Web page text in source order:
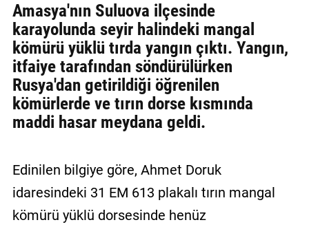
Künye
İletişim
Gizlilik
Sözleşmesi
Kullanıcı
Amasya'nın Suluova ilçesinde
karayolunda seyir halindeki mangal
kömürü yüklü tırda yangın çıktı. Yangın,
itfaiye tarafından söndürülürken
Rusya'dan getirildiği öğrenilen
kömürlerde ve tırın dorse kısmında
maddi hasar meydana geldi.
Edinilen bilgiye göre, Ahmet Doruk
idaresindeki 31 EM 613 plakalı tırın mangal
kömürü yüklü dorsesinde henüz